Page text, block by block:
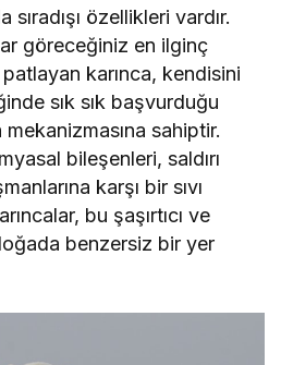
sıradışı özellikleri vardır.
göreceğiniz en ilginç
karınca, kendisini
sık sık başvurduğu
sahiptir.
bileşenleri, saldırı
karşı bir sıvı
bu şaşırtıcı ve
benzersiz bir yer